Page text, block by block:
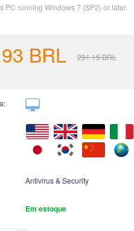
running Windows 7 (SP2) or later.
BRL 291.15BRL
Antivirus & Security
Em estoque